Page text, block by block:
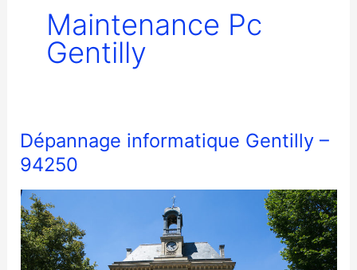
Maintenance Pc
Gentilly
Dépannage informatique Gentilly –
94250